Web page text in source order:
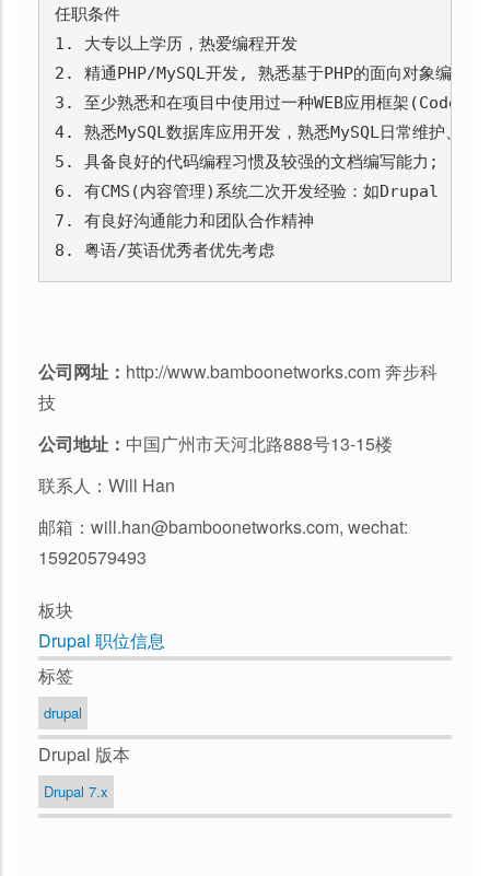
任职条件
1. 大专以上学历，热爱编程开发
2. 精通PHP/MySQL开发, 熟悉基于PHP的面向对象编程
3. 至少熟悉和在项目中使用过一种WEB应用框架
4. 熟悉MySQL数据库应用开发，熟悉MySQL日常维护、
5. 具备良好的代码编程习惯及较强的文档编写能力;
6. 有CMS(内容管理)系统二次开发经验：如Drupal
7. 有良好沟通能力和团队合作精神
8. 粤语/英语优秀者优先考虑
公司网址： http://www.bamboonetworks.com 奔步科
技
公司地址： 中国广州市天河北路888号13-15楼
联系人：Will Han
邮箱：will.han@bamboonetworks.com, wechat:
15920579493
板块
Drupal 职位信息
标签
drupal
Drupal 版本
Drupal 7.x